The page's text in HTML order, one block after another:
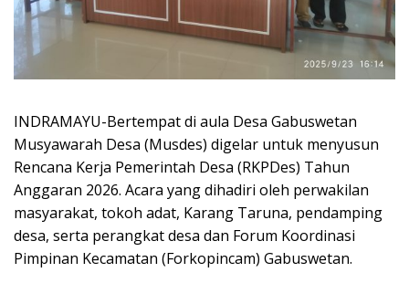
INDRAMAYU-Bertempat di aula Desa Gabuswetan
Musyawarah Desa (Musdes) digelar untuk menyusun
Rencana Kerja Pemerintah Desa (RKPDes) Tahun
Anggaran 2026. Acara yang dihadiri oleh perwakilan
masyarakat, tokoh adat, Karang Taruna, pendamping
desa, serta perangkat desa dan Forum Koordinasi
Pimpinan Kecamatan (Forkopincam) Gabuswetan.